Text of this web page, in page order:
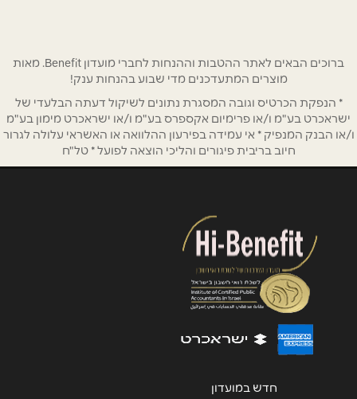
נושא*
אנא חזרו אלי בקשר ל...
הודעה*
שליחה
ברוכים הבאים לאתר ההטבות וההנחות לחברי מועדון Benefit. מאות
מוצרים המתעדכנים מדי שבוע בהנחות ענק!
* הנפקת הכרטיס וגובה המסגרת נתונים לשיקול דעתה הבלעדי של
ישראכרט בע"מ ו/או פרימיום אקספרס בע"מ ו/או ישראכרט מימון בע"מ
ו/או הבנק המנפיק * אי עמידה בפירעון ההלוואה או האשראי עלולה לגרור
חיוב בריבית פיגורים והליכי הוצאה לפועל * טל"ח
חדש במועדון